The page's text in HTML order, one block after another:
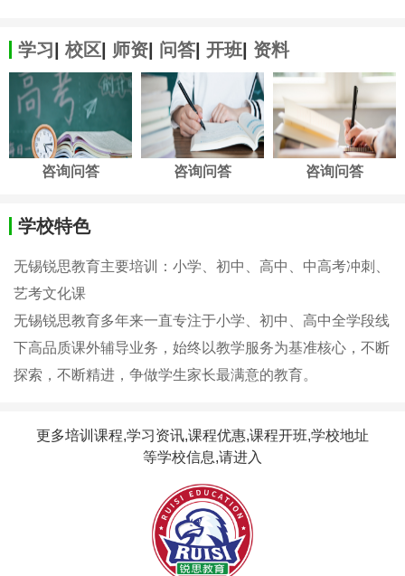
学习 校区 师资 问答 开班 资料
咨询问答 咨询问答 咨询问答
学校特色
无锡锐思教育主要培训：小学、初中、高中、中高考冲刺、
艺考文化课
无锡锐思教育多年来一直专注于小学、初中、高中全学段线
下高品质课外辅导业务​，始终以教学服务为基准核心，不断
探索，不断精进，争做学生家长最满意的教育。
更多培训课程,学习资讯,课程优惠,课程开班,学校地址
等学校信息,请进入